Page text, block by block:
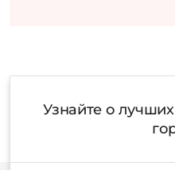
Узнайте о